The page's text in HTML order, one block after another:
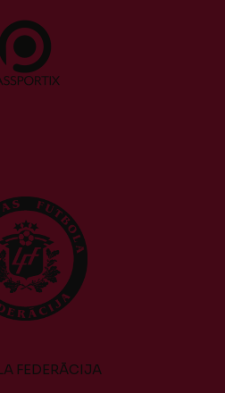
FEDERĀCIJA